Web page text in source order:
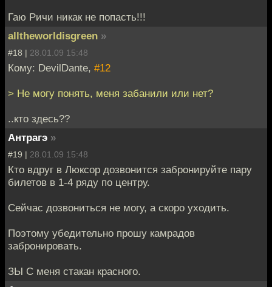
Гаю Ричи никак не попасть!!!
alltheworldisgreen »
#18 | 28.01.09 15:48
Кому: DevilDante, #12
> Не могу понять, меня забанили или нет?
..кто здесь??
Антрагэ »
#19 | 28.01.09 15:48
Кто вдруг в Люксор дозвонится забронируйте пару
билетов в 1-4 ряду по центру.
Сейчас дозвониться не могу, а скоро уходить.
Поэтому убедительно прошу камрадов
забронировать.
ЗЫ С меня стакан красного.